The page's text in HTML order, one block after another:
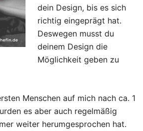
dein Design, bis es sich
richtig eingeprägt hat.
Deswegen musst du
deinem Design die
Möglichkeit geben zu
Menschen auf mich nach ca. 1
es aber auch regelmäßig
weiter herumgesprochen hat.